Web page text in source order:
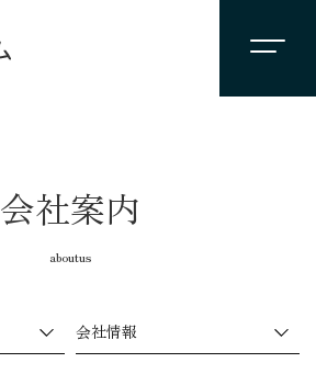
会社案内
aboutus
会社情報